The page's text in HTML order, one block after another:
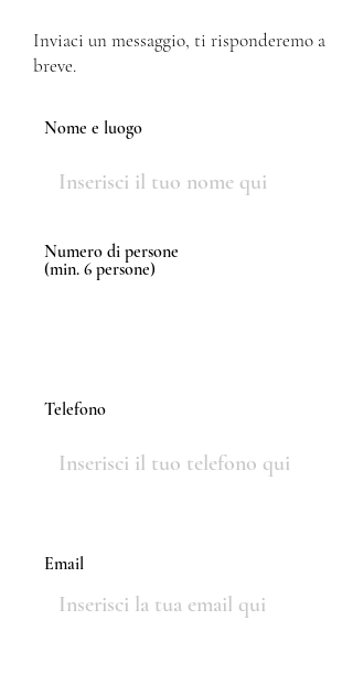
Inviaci un messaggio, ti risponderemo a
breve.
Nome e luogo
Numero di persone
(min. 6 persone)
Telefono
Email